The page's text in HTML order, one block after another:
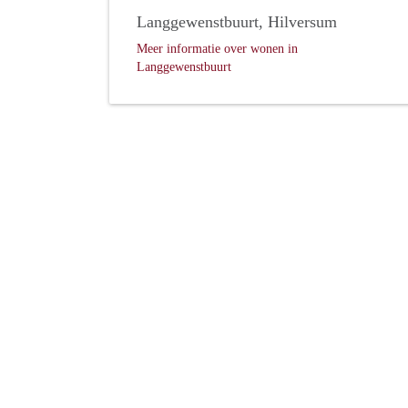
Langgewenstbuurt, Hilversum
Meer informatie over wonen in
Langgewenstbuurt